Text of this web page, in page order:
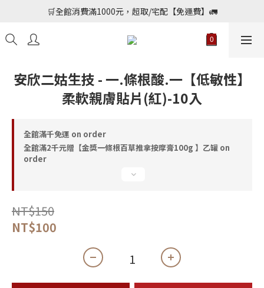
📢加入會員送購物金$150，勾選優惠通知不定期會員專屬好康
🛒全館消費滿1000元，超取/宅配【免運費】🚛
📢加入會員送購物金$150，勾選優惠通知不定期會員專屬好康
安欣二姑生技 - 一.條根酸.一【低敏性】
柔軟親膚貼片(紅)-10入
全館滿千免運 on order
全館滿2千元贈【金獎一條根百草推拿按摩膏100g 】乙罐 on
order
NT$150
NT$100